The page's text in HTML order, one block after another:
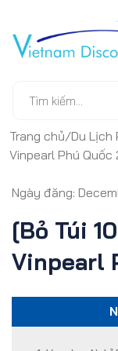
Trang chủ/Du Lịch
Vinpearl Phú Quốc
Ngày đăng:
[Bỏ Túi
Vinpearl